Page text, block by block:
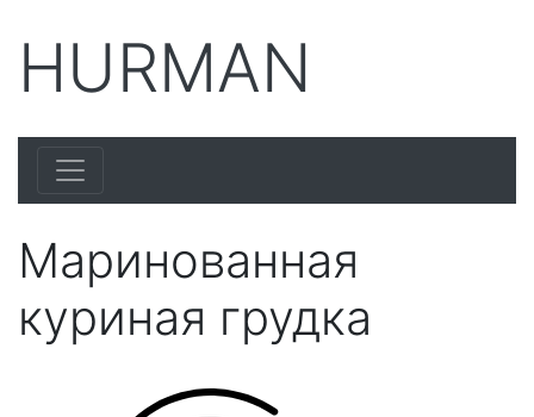
HURMAN
Маринованная
куриная грудка